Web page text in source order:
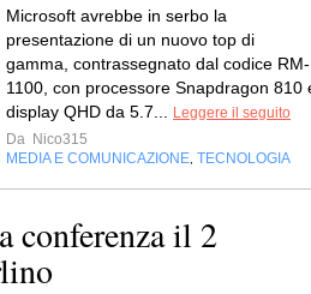
Microsoft avrebbe in serbo la
presentazione di un nuovo top di
gamma, contrassegnato dal codice RM-
1100, con processore Snapdragon 810
display QHD da 5.7...
Leggere il seguito
Da Nico315
MEDIA E COMUNICAZIONE TECNOLOGIA
conferenza il 2